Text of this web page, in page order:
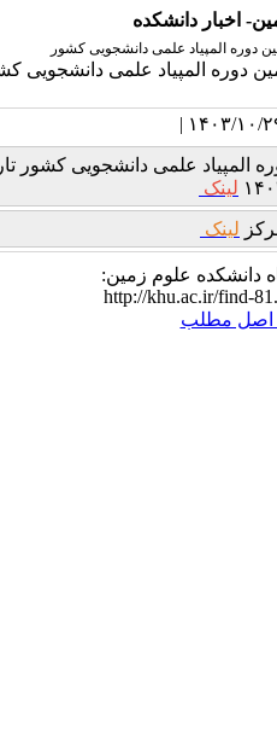
اخبار دانشکده
دوره المپیاد علمی دانشجویی کشور
دوره المپیاد علمی دانشجویی
المپیاد علمی دانشجویی کشور
لینک
لینک
دانشکده علوم زمین:
http://khu.ac.ir/find-
اصل مطلب